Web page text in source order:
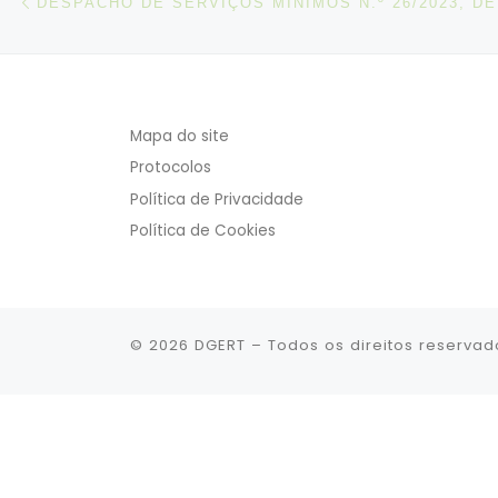
Mapa do site
Protocolos
Política de Privacidade
Política de Cookies
© 2026 DGERT – Todos os direitos